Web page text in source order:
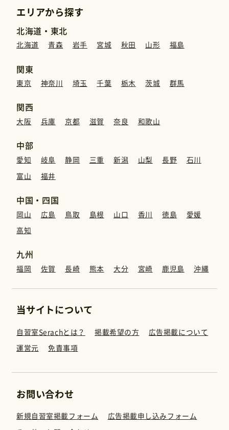
エリアから探す
北海道・東北
北海道 青森 岩手 宮城 秋田 山形 福島
関東
東京 神奈川 埼玉 千葉 栃木 茨城 群馬
関西
大阪 兵庫 京都 滋賀 奈良 和歌山
中部
愛知 岐阜 静岡 三重 新潟 山梨 長野
石川
富山
福井
中国・四国
岡山 広島 鳥取 島根 山口 香川 徳島
愛媛
高知
九州
福岡 佐賀 長崎 熊本 大分 宮崎 鹿児島 沖縄
当サイトについて
自習室Serachとは？ 掲載希望の方
広告掲載について
運営元
免責事項
お問い合わせ
新規自習室掲載フォーム
広告掲載申し込みフォーム